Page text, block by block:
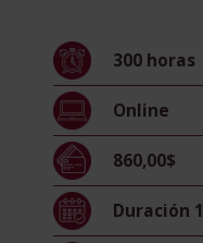
de
ONG
Entidades
300 horas
Online
860,00$
Duración